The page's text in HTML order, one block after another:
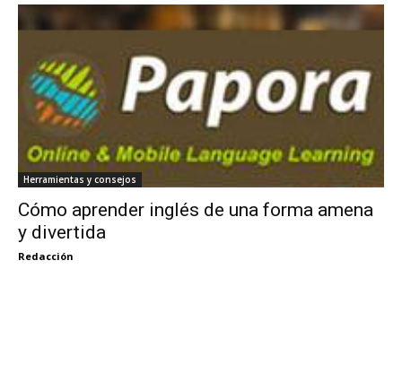
Herramientas y consejos
Cómo aprender inglés de una forma amena
y divertida
Redacción